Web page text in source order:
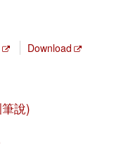
Download
說)